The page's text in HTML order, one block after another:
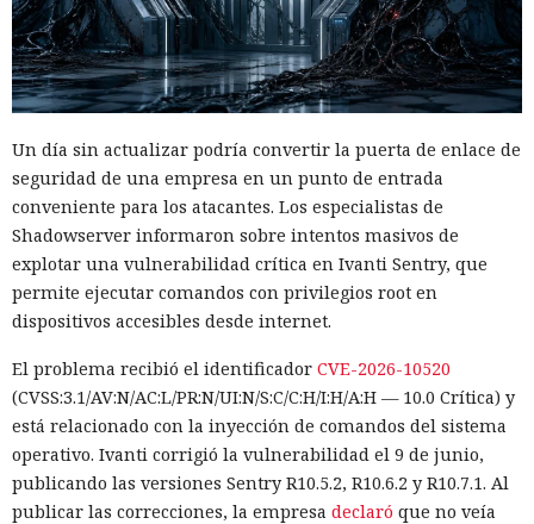
Un día sin actualizar podría convertir la puerta de enlace de
seguridad de una empresa en un punto de entrada
conveniente para los atacantes. Los especialistas de
Shadowserver informaron sobre intentos masivos de
explotar una vulnerabilidad crítica en Ivanti Sentry, que
permite ejecutar comandos con privilegios root en
dispositivos accesibles desde internet.
El problema recibió el identificador CVE-2026-10520
(CVSS:3.1/AV:N/AC:L/PR:N/UI:N/S:C/C:H/I:H/A:H — 10.0 Crítica) y
está relacionado con la inyección de comandos del sistema
operativo. Ivanti corrigió la vulnerabilidad el 9 de junio,
publicando las versiones Sentry R10.5.2, R10.6.2 y R10.7.1. Al
publicar las correcciones, la empresa declaró que no veía